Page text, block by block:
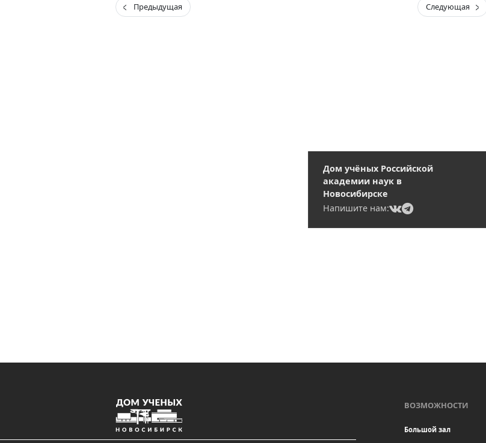
Предыдущая Следующая
Дом учёных Российской
академии наук в
Новосибирске
Напишите нам:
(current)
(current)
ВОЗМОЖНОСТИ
Большой зал